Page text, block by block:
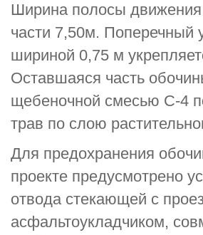
Ширина полосы
части 7,50м. Поперечный
шириной 0,75 м
Оставшаяся часть
щебеночной смесью С-4
трав по слою
Для предохранения
проекте предусмотрено
отвода стекающей с
асфальтоукладчиком,